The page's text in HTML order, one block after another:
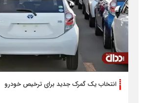
انتخاب یک گمرک جدید برای ترخیص خودرو